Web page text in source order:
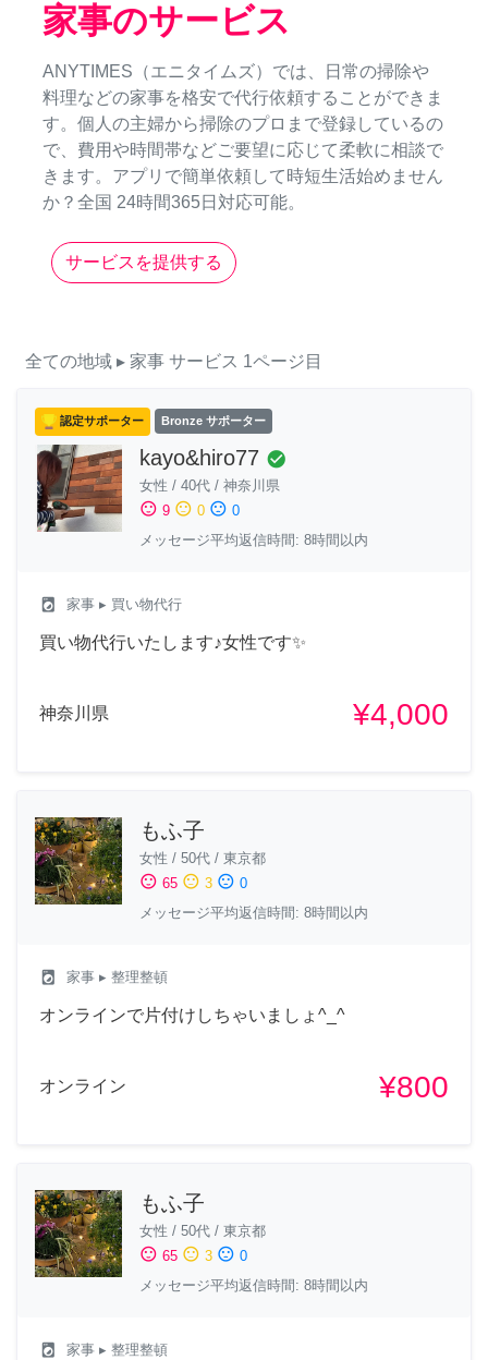
家事のサービス
ANYTIMES（エニタイムズ）では、日常の掃除や
料理などの家事を格安で代行依頼することができま
す。個人の主婦から掃除のプロまで登録しているの
で、費用や時間帯などご要望に応じて柔軟に相談で
きます。アプリで簡単依頼して時短生活始めません
か？全国 24時間365日対応可能。
サービスを提供する
全ての地域 ▸ 家事 サービス 1ページ目
認定サポーター Bronze サポーター
kayo&hiro77 check_circle
女性 / 40代 / 神奈川県
sentiment_satisfied 9 sentiment_neutral 0 sentiment_dissatisfied 0
メッセージ平均返信時間: 8時間以内
local_laundry_service 家事 ▸ 買い物代行
買い物代行いたします♪女性です✨
神奈川県 ¥4,000
もふ子
女性 / 50代 / 東京都
sentiment_satisfied 65 sentiment_neutral 3 sentiment_dissatisfied 0
メッセージ平均返信時間: 8時間以内
local_laundry_service 家事 ▸ 整理整頓
オンラインで片付けしちゃいましょ^_^
オンライン ¥800
もふ子
女性 / 50代 / 東京都
sentiment_satisfied 65 sentiment_neutral 3 sentiment_dissatisfied 0
メッセージ平均返信時間: 8時間以内
local_laundry_service 家事 ▸ 整理整頓